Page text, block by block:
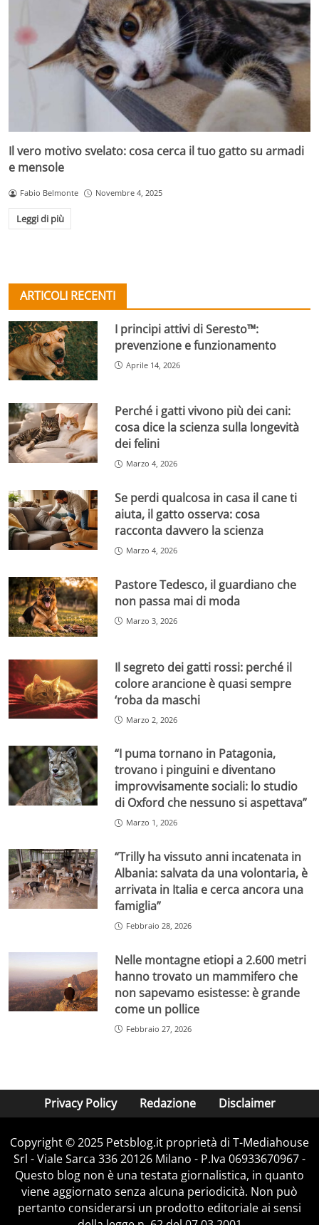
Il vero motivo svelato: cosa cerca il tuo gatto su armadi
e mensole
Fabio Belmonte Novembre 4, 2025
Leggi di più
ARTICOLI RECENTI
I principi attivi di Seresto™:
prevenzione e funzionamento
Aprile 14, 2026
Perché i gatti vivono più dei cani:
cosa dice la scienza sulla longevità
dei felini
Marzo 4, 2026
Se perdi qualcosa in casa il cane ti
aiuta, il gatto osserva: cosa
racconta davvero la scienza
Marzo 4, 2026
Pastore Tedesco, il guardiano che
non passa mai di moda
Marzo 3, 2026
Il segreto dei gatti rossi: perché il
colore arancione è quasi sempre
‘roba da maschi
Marzo 2, 2026
“I puma tornano in Patagonia,
trovano i pinguini e diventano
improvvisamente sociali: lo studio
di Oxford che nessuno si aspettava”
Marzo 1, 2026
“Trilly ha vissuto anni incatenata in
Albania: salvata da una volontaria, è
arrivata in Italia e cerca ancora una
famiglia”
Febbraio 28, 2026
Nelle montagne etiopi a 2.600 metri
hanno trovato un mammifero che
non sapevamo esistesse: è grande
come un pollice
Febbraio 27, 2026
Privacy Policy Redazione Disclaimer
Copyright © 2025 Petsblog.it proprietà di T-Mediahouse
Srl - Viale Sarca 336 20126 Milano - P.Iva 06933670967 -
Questo blog non è una testata giornalistica, in quanto
viene aggiornato senza alcuna periodicità. Non può
pertanto considerarsi un prodotto editoriale ai sensi